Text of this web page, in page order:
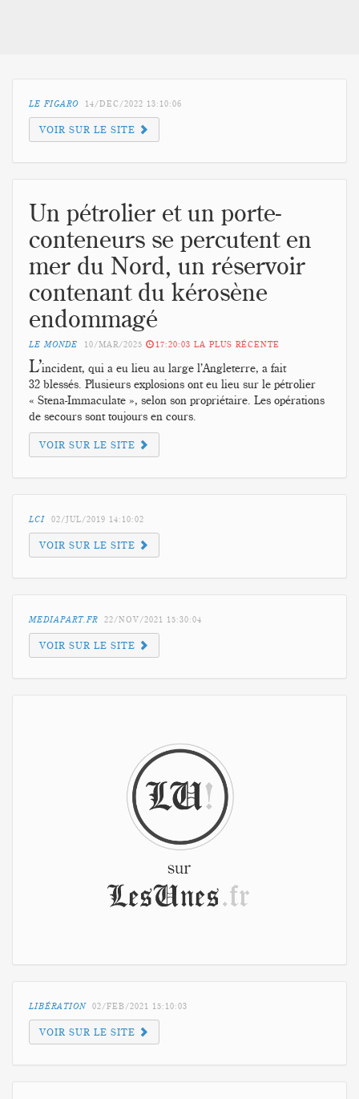
LE FIGARO 14/DEC/2022 13:10:06
VOIR SUR LE SITE
Un pétrolier et un porte-
conteneurs se percutent en
mer du Nord, un réservoir
contenant du kérosène
endommagé
LE MONDE 10/MAR/2025 17:20:03
L’incident, qui a eu lieu au large l’Angleterre, a fait
32 blessés. Plusieurs explosions ont eu lieu sur le pétrolier
« Stena-Immaculate », selon son propriétaire. Les opérations
de secours sont toujours en cours.
VOIR SUR LE SITE
LCI 02/JUL/2019 14:10:02
VOIR SUR LE SITE
MEDIAPART.FR 22/NOV/2021 15:30:04
VOIR SUR LE SITE
LIBÉRATION 02/FEB/2021 15:10:03
VOIR SUR LE SITE